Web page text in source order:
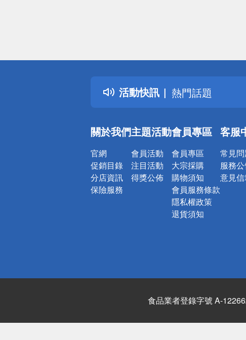
活動快訊
詐騙網頁！請小
得獎公告
熱門話題
銀行優惠
詐騙網頁！請小
關於我們
官網
促銷目錄
分店資訊
保險服務
主題活動
會員活動
注目活動
得獎公佈
會員專區
會員專區
大宗採購
購物須知
會員服務條款
隱私權政策
退貨須知
客服
常見問
服務
意見
食品業者登錄字號 A-